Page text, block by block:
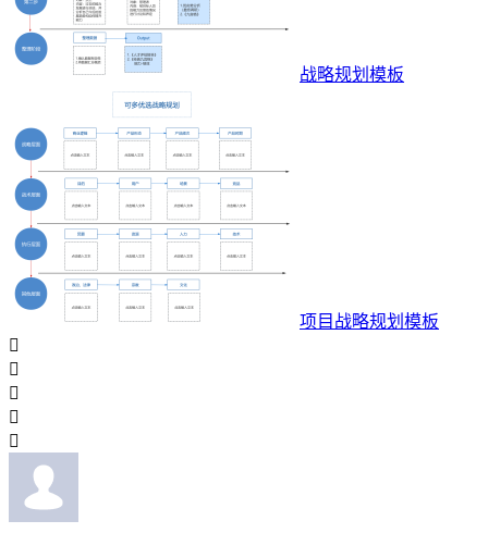
战略规划模板
项目战略规划模板




